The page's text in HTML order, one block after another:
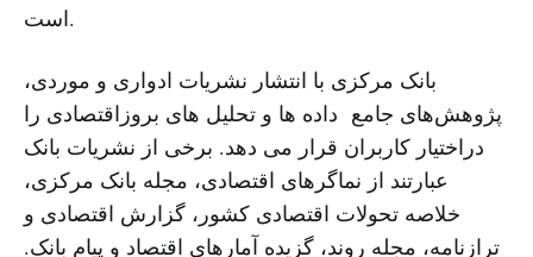
است.
بانک مرکزی با انتشار نشریات ادواری و موردی،
پژوهش‌های جامع داده ها و تحلیل های بروزاقتصادی را
دراختیار کاربران قرار می دهد. برخی از نشریات بانک
عبارتند از نماگرهای اقتصادی، مجله بانک مرکزی،
خلاصه تحولات اقتصادی کشور، گزارش اقتصادی و
ترازنامه، مجله روند، گزیده آمارهای اقتصاد و پیام بانک.